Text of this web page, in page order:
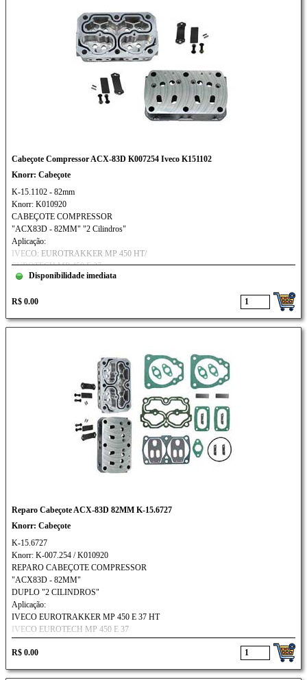
Cabeçote Compressor ACX-83D K007254 Iveco K151102
Knorr: Cabeçote
K-15.1102 - 82mm
Knorr: K010920
CABEÇOTE COMPRESSOR
"ACX83D - 82MM" "2 Cilindros"
Aplicação:
IVECO: EUROTRAKKER MP 450 HT/
EUROTECH MP 450 E 37
Disponibilidade imediata
R$ 0.00
Reparo Cabeçote ACX-83D 82MM K-15.6727
Knorr: Cabeçote
K-15.6727
Knorr: K-007.254 / K010920
REPARO CABEÇOTE COMPRESSOR
"ACX83D - 82MM"
DUPLO "2 CILINDROS"
Aplicação:
IVECO EUROTRAKKER MP 450 E 37 HT
IVECO EUROTECH MP 450 E 37
R$ 0.00